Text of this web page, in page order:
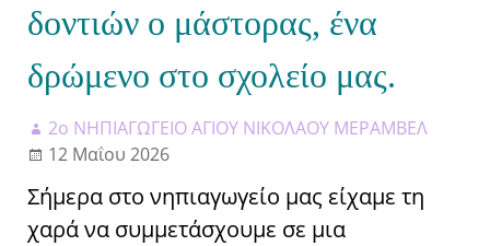
δοντιών ο μάστορας, ένα
δρώμενο στο σχολείο μας.
2ο ΝΗΠΙΑΓΩΓΕΙΟ ΑΓΙΟΥ ΝΙΚΟΛΑΟΥ ΜΕΡΑΜΒΕΛ
12 Μαΐου 2026
Σήμερα στο νηπιαγωγείο μας είχαμε τη
χαρά να συμμετάσχουμε σε μια